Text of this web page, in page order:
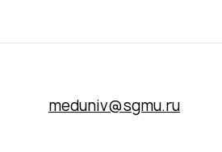
meduniv@sgmu.ru